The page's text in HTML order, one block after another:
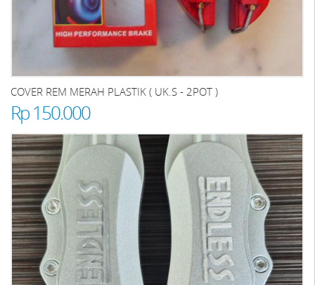
COVER REM MERAH PLASTIK ( UK.S - 2POT )
Rp 150.000